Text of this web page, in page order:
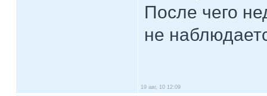
После чего
не
19 авг, 10 12:09